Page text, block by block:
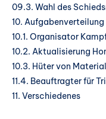
09.3. Wahl des
10. Aufgabenverteilung
10.1. Organisator
10.2. Aktualisierung
10.3. Hüter von Material
11.4. Beauftragter für
11. Verschiedenes